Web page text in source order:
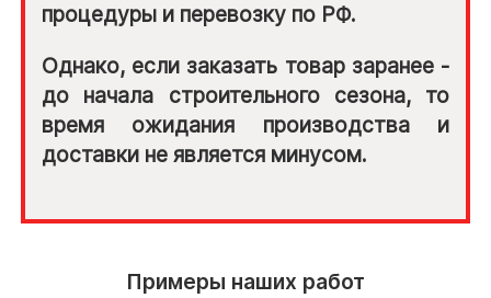
процедуры и перевозку по РФ.
Однако, если заказать товар заранее -
до начала строительного сезона, то
время ожидания производства и
доставки не является минусом.
Примеры наших работ